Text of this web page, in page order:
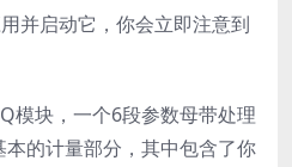
并启动它，你会立即注意到
模块，一个6段参数母带处理
的计量部分，其中包含了你